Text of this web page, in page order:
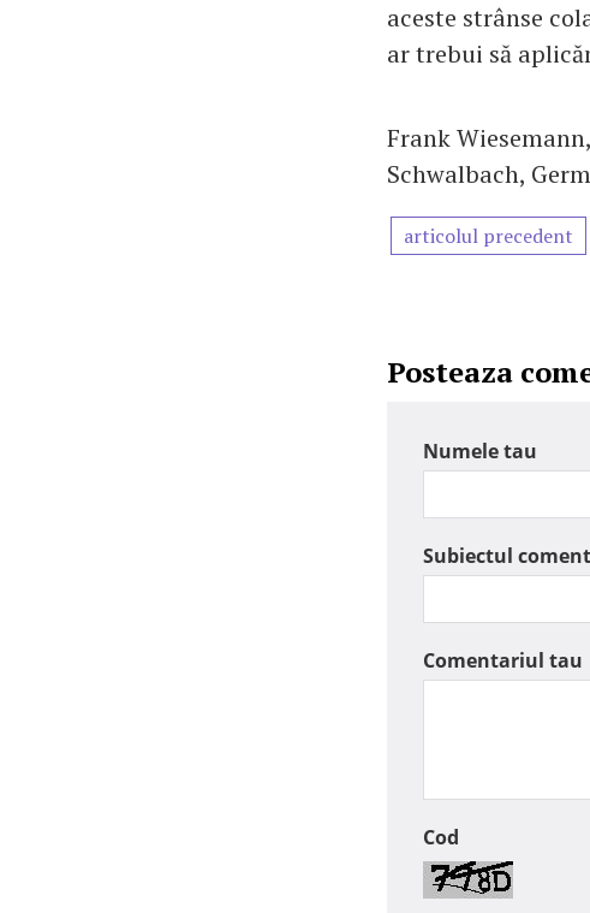
aceste strânse
ar trebui să
Frank
Schwalbach,
articolul precedent
Posteaza
Numele tau
Subiectul
Comentariul tau
Cod